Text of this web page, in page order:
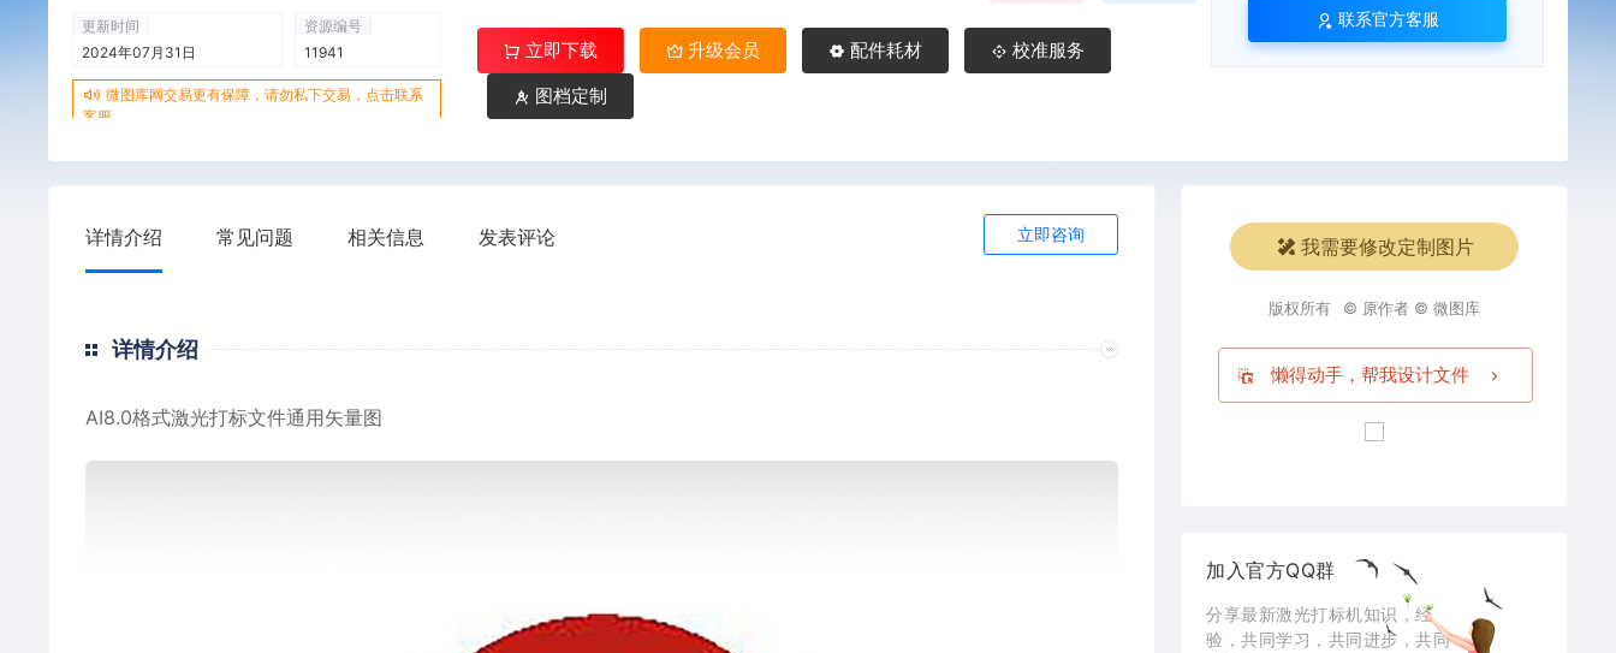
更新时间
2024年07月31日
资源编号
11941
微图库网交易更有保障，请勿私下交易，点击联系
客服
立即下载 升级会员 配件耗材
校准服务
图档定制
联系官方客服
详情介绍 常见问题 相关信息 发表评论 立即咨询
详情介绍
AI8.0格式激光打标文件通用矢量图
我需要修改定制图片
版权所有 © 原作者 © 微图库
懒得动手，帮我设计文件
加入官方QQ群
分享最新激光打标机知识，经
验，共同学习，共同进步，共同